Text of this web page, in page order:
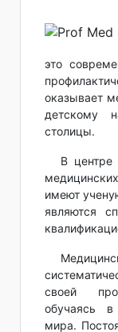
это
оказывает
детскому
столицы.
В центре
имеют
являются
своей
обучаясь
мира.